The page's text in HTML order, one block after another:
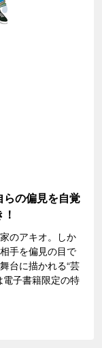
の偏見を自覚
のアキオ。しか
手を偏見の目で
台に描かれる“芸
電子書籍限定の特